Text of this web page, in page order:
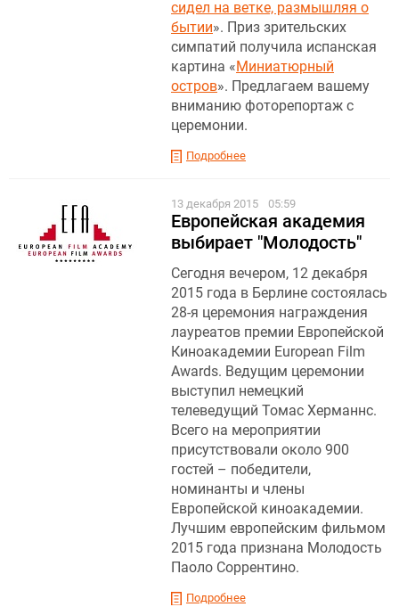
сидел на ветке, размышляя о
бытии». Приз зрительских
симпатий получила испанская
картина «Миниатюрный
остров». Предлагаем вашему
вниманию фоторепортаж с
церемонии.
Подробнее
13 декабря 2015 05:59
Европейская академия
выбирает "Молодость"
Сегодня вечером, 12 декабря
2015 года в Берлине состоялась
28-я церемония награждения
лауреатов премии Европейской
Киноакадемии European Film
Awards. Ведущим церемонии
выступил немецкий
телеведущий Томас Херманнс.
Всего на мероприятии
присутствовали около 900
гостей – победители,
номинанты и члены
Европейской киноакадемии.
Лучшим европейским фильмом
2015 года признана Молодость
Паоло Соррентино.
Подробнее